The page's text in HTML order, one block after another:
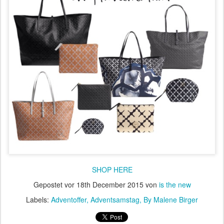
SHOP HERE
Gepostet vor 18th December 2015von is the new
Labels: Adventoffer Adventsamstag By Malene Birger